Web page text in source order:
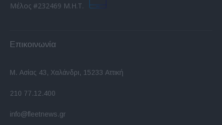
Μέλος #232469 Μ.Η.Τ.
Επικοινωνία
Μ. Ασίας 43, Χαλάνδρι, 15233 Αττική
210 77.12.400
info@fleetnews.gr